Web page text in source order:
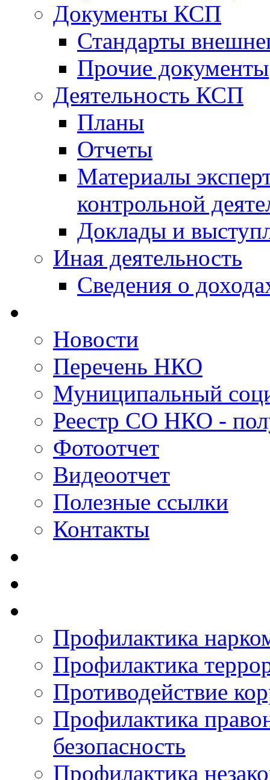
Документы КСП
Стандарты
Прочие документы
Деятельность КСП
Планы
Отчеты
Материалы
контрольной
Доклады и
Иная деятельность
Сведения о
Новости
Перечень НКО
Муниципальный
Реестр СО НКО -
Фотоотчет
Видеоотчет
Полезные ссылки
Контакты
Профилактика
Профилактика
Противодействие
Профилактика
безопасность
Профилактика